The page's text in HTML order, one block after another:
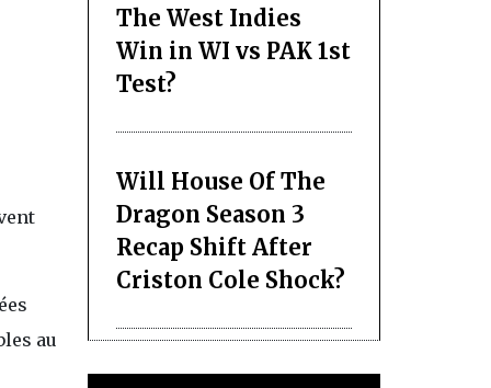
au
The West Indies
Win in WI vs PAK 1st
Test?
Will House Of The
Dragon Season 3
Recap Shift After
Criston Cole Shock?